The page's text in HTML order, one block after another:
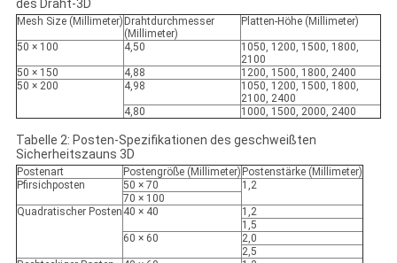
des Draht-3D
Mesh Size (Millimeter) Drahtdurchmesser
(Millimeter)
Platten-Höhe (Millimeter)
50 × 100 4,50
1050, 1200, 1500, 1800,
2100
50 × 150
4,88
1200, 1500, 1800, 2400
50 × 200
4,98
1050, 1200, 1500, 1800,
2100, 2400
4,80
1000, 1500, 2000, 2400
Tabelle 2: Posten-Spezifikationen des geschweißten
Sicherheitszauns 3D
Postenart Postengröße (Millimeter) Postenstärke (Millimeter)
Pfirsichposten
50 × 70
1,2
70 × 100
Quadratischer Posten 40 × 40
1,2
1,5
60 × 60
2,0
2,5